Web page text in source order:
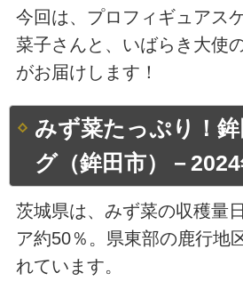
今回は、プロフィギュアス
菜子さんと、いばらき大使
がお届けします！
みず菜たっぷり！
グ（鉾田市）－
茨城県は、みず菜の収穫量
ア約50％。県東部の鹿行地
れています。